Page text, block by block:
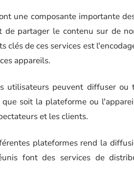
une composante importante
partager le contenu sur de
clés de ces services est
appareils.
utilisateurs peuvent diffuser ou
soit la plateforme ou
et les clients.
plateformes rend la
font des services de